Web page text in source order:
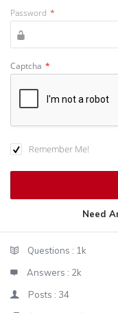
Password *
Captcha *
Remember Me!
Need
StatsQuestions : 1k
Answers : 2k
Posts : 34